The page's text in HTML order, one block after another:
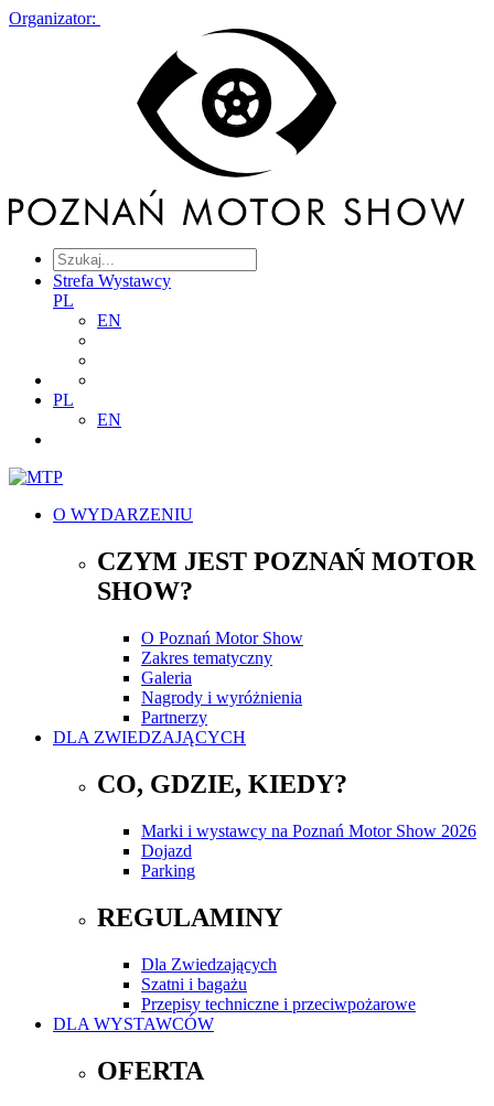
Organizator:
Strefa Wystawcy
PL
EN
PL
EN
O WYDARZENIU
CZYM JEST POZNAŃ MOTOR
SHOW?
O Poznań Motor Show
Zakres tematyczny
Galeria
Nagrody i wyróżnienia
Partnerzy
DLA ZWIEDZAJĄCYCH
CO, GDZIE, KIEDY?
Marki i wystawcy na Poznań Motor Show 2026
Dojazd
Parking
REGULAMINY
Dla Zwiedzających
Szatni i bagażu
Przepisy techniczne i przeciwpożarowe
DLA WYSTAWCÓW
OFERTA